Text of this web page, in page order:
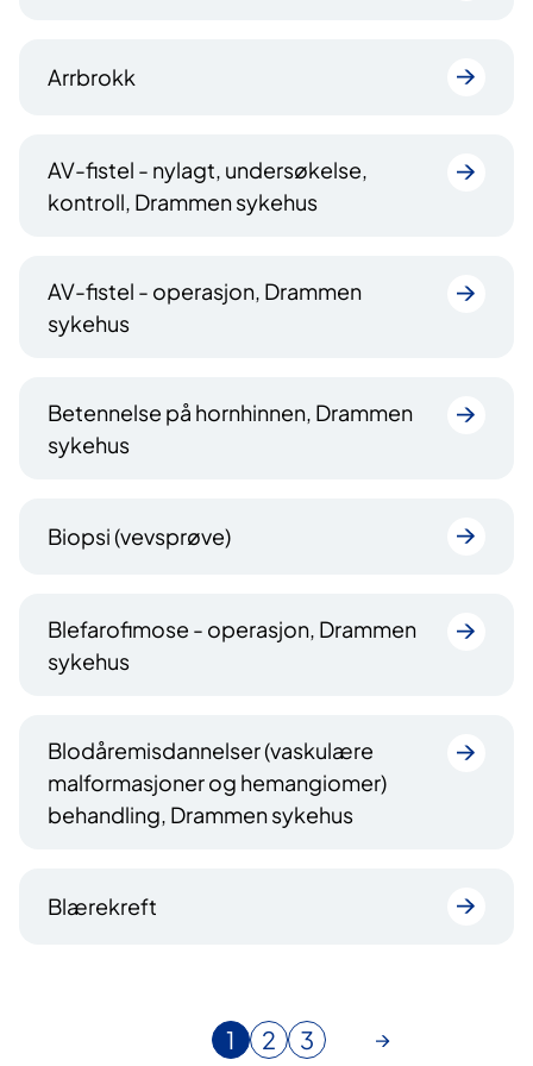
Arrbrokk
AV-fistel - nylagt, undersøkelse,
kontroll, Drammen sykehus
AV-fistel - operasjon, Drammen
sykehus
Betennelse på hornhinnen, Drammen
sykehus
Biopsi (vevsprøve)
Blefarofimose - operasjon, Drammen
sykehus
Blodåremisdannelser (vaskulære
malformasjoner og hemangiomer)
behandling, Drammen sykehus
Blærekreft
N
1
G
2
G
3